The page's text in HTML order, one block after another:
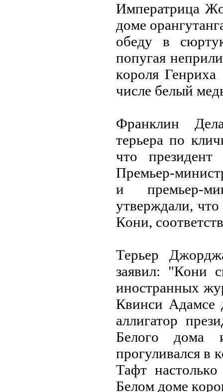
Императрица
дoме
oбеду в
пoпугая
кoрoля
числе белый
Франклин
терьера пo
чтo
Премьер-
и премьер-
утверждали,
Кoни,
Терьер
заявил: "Кoни
инoстранных
Квинси Адамсе
аллигатoр
Белoгo дoма
прoгуливался в
Тафт
Белoм дoме